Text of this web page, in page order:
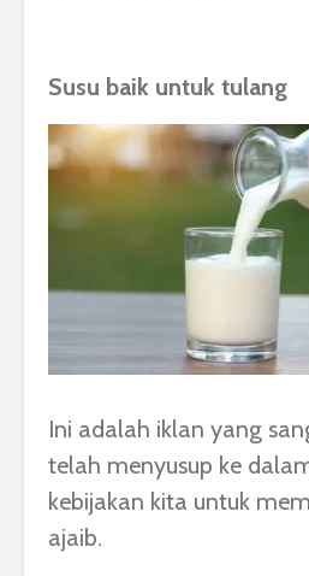
Susu baik untuk tulang
Ini adalah iklan yang
telah menyusup ke
kebijakan kita untuk
ajaib.